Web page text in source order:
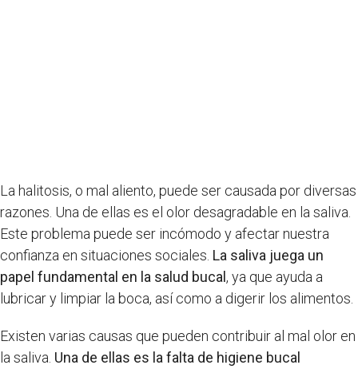
La halitosis, o mal aliento, puede ser causada por diversas
razones. Una de ellas es el olor desagradable en la saliva.
Este problema puede ser incómodo y afectar nuestra
confianza en situaciones sociales. La saliva juega un
papel fundamental en la salud bucal, ya que ayuda a
lubricar y limpiar la boca, así como a digerir los alimentos.
Existen varias causas que pueden contribuir al mal olor en
la saliva. Una de ellas es la falta de higiene bucal